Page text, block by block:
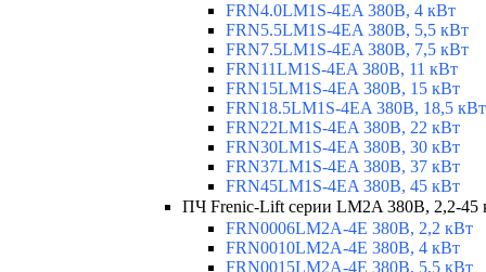
FRN4.0LM1S-4EA 380В, 4 кВт
FRN5.5LM1S-4EA 380В, 5,5 кВт
FRN7.5LM1S-4EA 380В, 7,5 кВт
FRN11LM1S-4EA 380В, 11 кВт
FRN15LM1S-4EA 380В, 15 кВт
FRN18.5LM1S-4EA 380В, 18,5 кВт
FRN22LM1S-4EA 380В, 22 кВт
FRN30LM1S-4EA 380В, 30 кВт
FRN37LM1S-4EA 380В, 37 кВт
FRN45LM1S-4EA 380В, 45 кВт
ПЧ Frenic-Lift серии LM2A 380В, 2,2-45
FRN0006LM2A-4E 380В, 2,2 кВт
FRN0010LM2A-4E 380В, 4 кВт
FRN0015LM2A-4E 380В, 5,5 кВт